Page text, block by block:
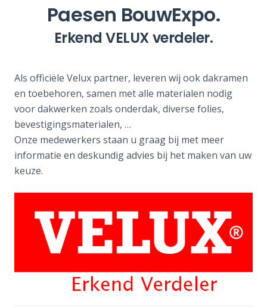
Paesen BouwExpo.
Erkend VELUX verdeler.
Als officiële Velux partner, leveren wij ook dakramen
en toebehoren, samen met alle materialen nodig
voor dakwerken zoals onderdak, diverse folies,
bevestigingsmaterialen, …
Onze medewerkers staan u graag bij met meer
informatie en deskundig advies bij het maken van uw
keuze.